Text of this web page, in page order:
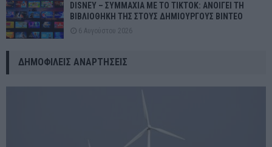
DISNEY – ΣΥΜΜΑΧΙΑ ΜΕ ΤΟ TIKTOK: ΑΝΟΙΓΕΙ ΤΗ
ΒΙΒΛΙΟΘΗΚΗ ΤΗΣ ΣΤΟΥΣ ΔΗΜΙΟΥΡΓΟΥΣ ΒΙΝΤΕΟ
6 Αυγούστου 2026
ΔΗΜΟΦΙΛΕΊΣ ΑΝΑΡΤΉΣΕΙΣ